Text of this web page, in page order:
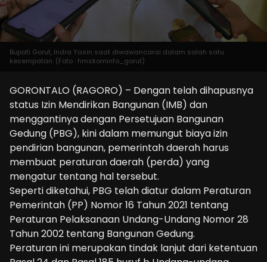
Bupati Gorut, Indra Yasin saat diwawancarai dalam salah satu
kesempatan. (Foto : hmskominfo_gorut)
GORONTALO (RAGORO) – Dengan telah dihapusnya
status Izin Mendirikan Bangunan (IMB) dan
menggantinya dengan Persetujuan Bangunan
Gedung (PBG), kini dalam memungut biaya izin
pendirian bangunan, pemerintah daerah harus
membuat peraturan daerah (perda) yang
mengatur tentang hal tersebut.
Seperti diketahui, PBG telah diatur dalam Peraturan
Pemerintah (PP) Nomor 16 Tahun 2021 tentang
Peraturan Pelaksanaan Undang-Undang Nomor 28
Tahun 2002 tentang Bangunan Gedung.
Peraturan ini merupakan tindak lanjut dari ketentuan